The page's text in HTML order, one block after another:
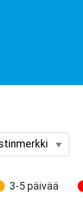
3-5 päivää